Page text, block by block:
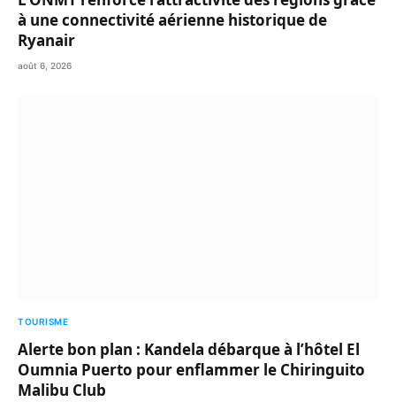
à une connectivité aérienne historique de
Ryanair
août 6, 2026
TOURISME
Alerte bon plan : Kandela débarque à l’hôtel El
Oumnia Puerto pour enflammer le Chiringuito
Malibu Club